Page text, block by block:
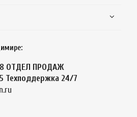
ОТДЕЛ ПРОДАЖ
Техподдержка 24/7